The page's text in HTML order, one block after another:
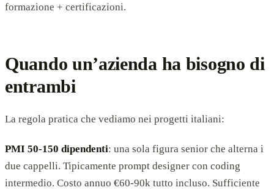
formazione + certificazioni.
Quando un’azienda ha bisogno di
entrambi
La regola pratica che vediamo nei progetti italiani:
PMI 50-150 dipendenti: una sola figura senior che alterna i
due cappelli. Tipicamente prompt designer con coding
intermedio. Costo annuo €60-90k tutto incluso. Sufficiente